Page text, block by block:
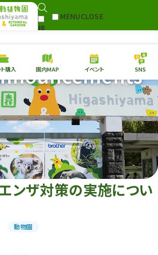
検
MENUCLOSE
本日の開園情報 チケ
園内MAP イベント
総合案内
動物園 植物園
再生プラン
東山動植物園
への支援
環境教育
購入 園内MAP イベント SNS
ンザ対策の実施につい
動物園